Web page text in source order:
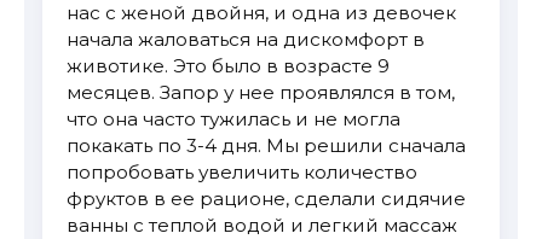
нас с женой двойня, и одна из девочек
начала жаловаться на дискомфорт в
животике. Это было в возрасте 9
месяцев. Запор у нее проявлялся в том,
что она часто тужилась и не могла
покакать по 3-4 дня. Мы решили сначала
попробовать увеличить количество
фруктов в ее рационе, сделали сидячие
ванны с теплой водой и легкий массаж